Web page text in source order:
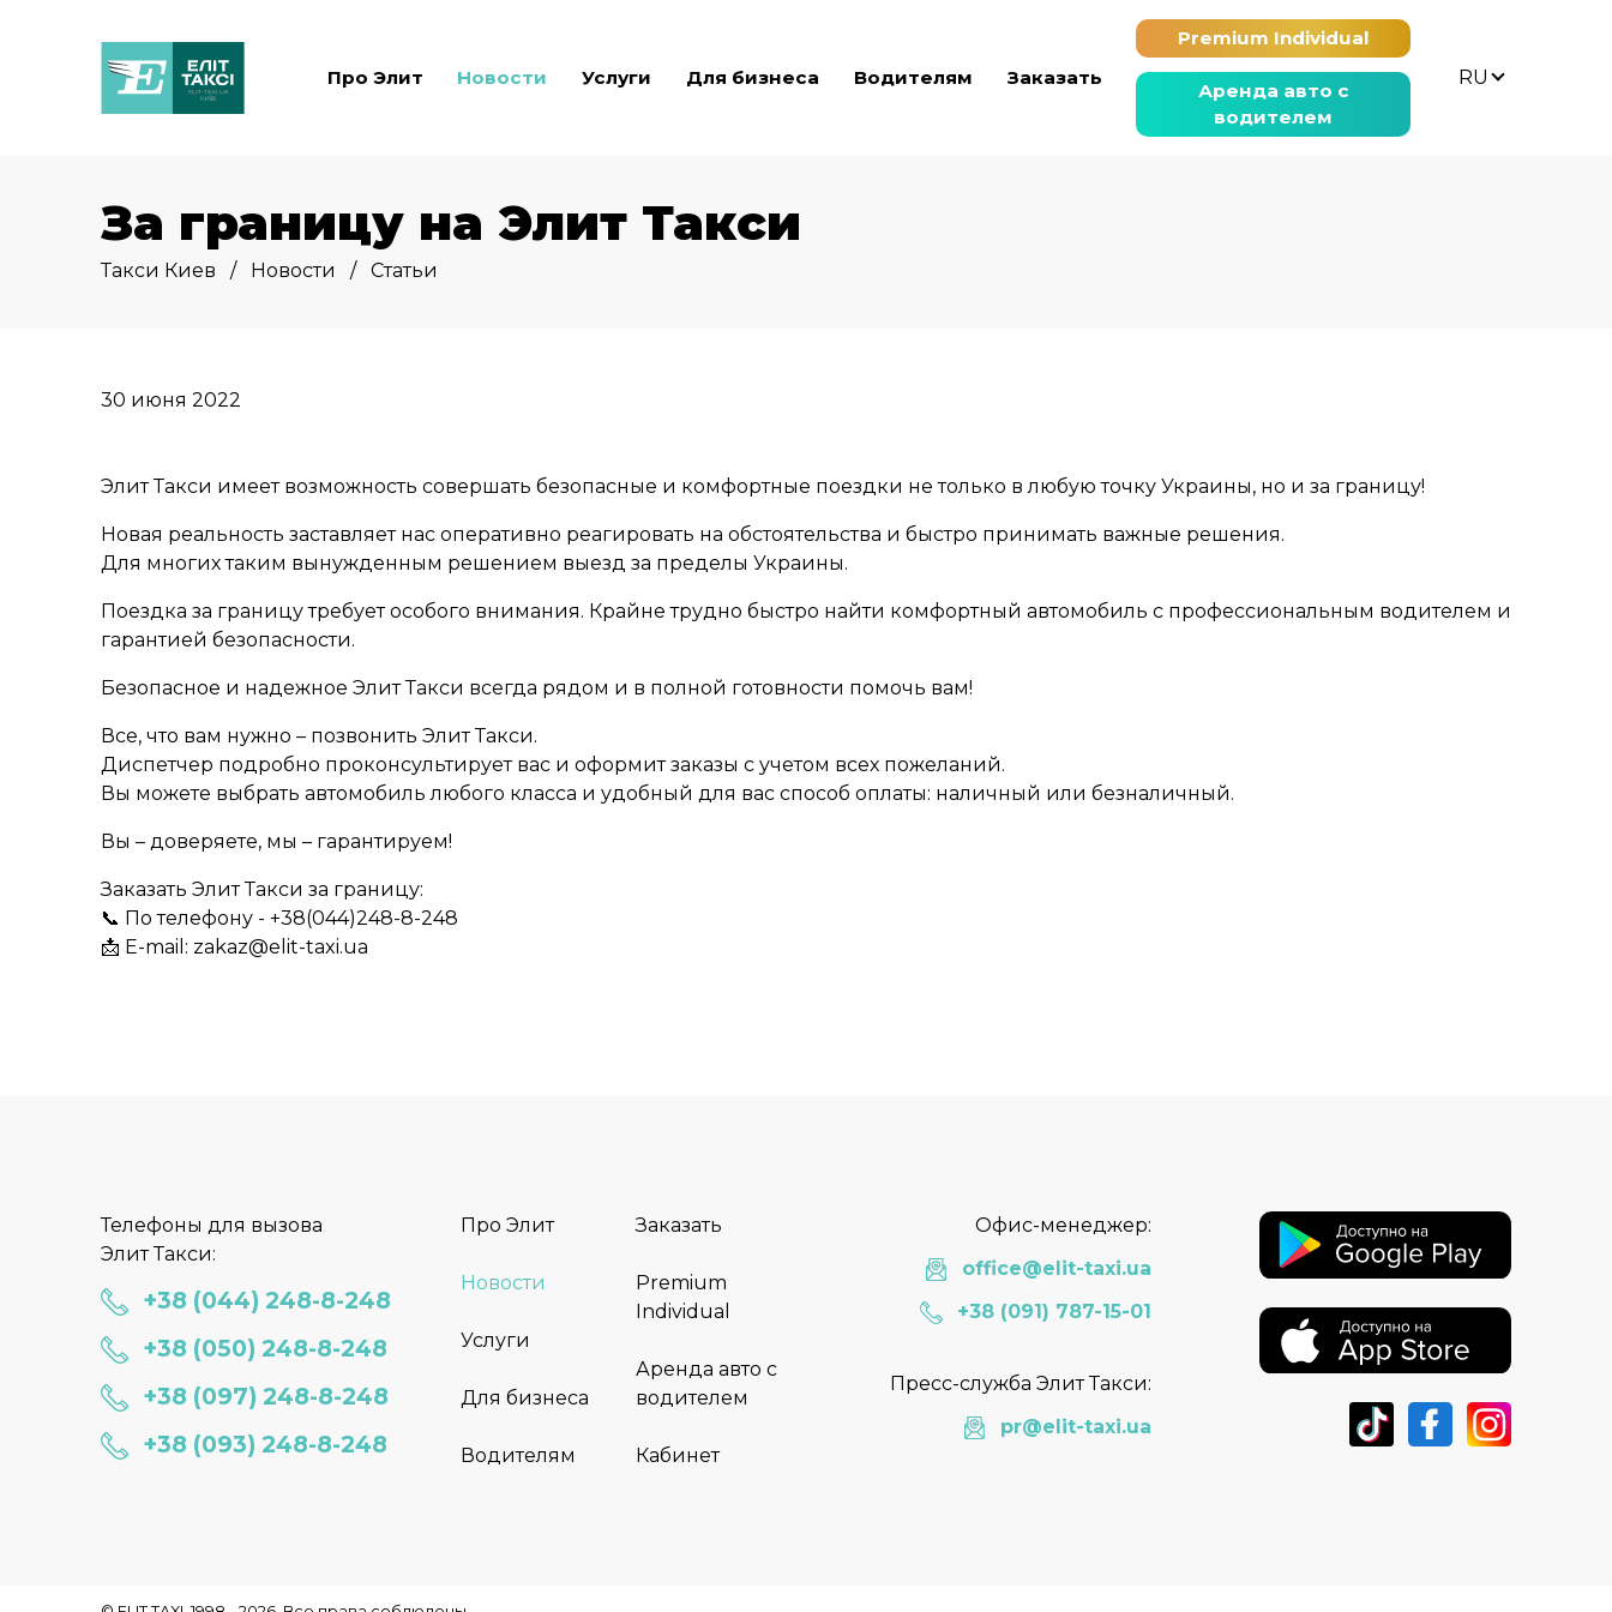
Про Элит Новости Услуги Для бизнеса Водителям Заказать
Premium Individual
Аренда авто с
водителем
RU
За границу на Элит Такси
Такси Киев Новости Статьи
30 июня 2022
Элит Такси имеет возможность совершать безопасные и комфортные поездки не только в любую точку Украины, но и за границу!
Новая реальность заставляет нас оперативно реагировать на обстоятельства и быстро принимать важные решения.
Для многих таким вынужденным решением выезд за пределы Украины.
Поездка за границу требует особого внимания. Крайне трудно быстро найти комфортный автомобиль с профессиональным водителем и
гарантией безопасности.
Безопасное и надежное Элит Такси всегда рядом и в полной готовности помочь вам!
Все, что вам нужно – позвонить Элит Такси.
Диспетчер подробно проконсультирует вас и оформит заказы с учетом всех пожеланий.
Вы можете выбрать автомобиль любого класса и удобный для вас способ оплаты: наличный или безналичный.
Вы – доверяете, мы – гарантируем!
Заказать Элит Такси за границу:
📞 По телефону - +38(044)248-8-248
📩 E-mail: zakaz@elit-taxi.ua
Телефоны для вызова
Элит Такси:
+38 (044) 248-8-248
+38 (050) 248-8-248
+38 (097) 248-8-248
+38 (093) 248-8-248
Про Элит
Новости
Услуги
Для бизнеса
Водителям
Заказать
Premium
Individual
Аренда авто с
водителем
Кабинет
Офис-менеджер:
office@elit-taxi.ua
+38 (091) 787-15-01
Пресс-служба Элит Такси:
pr@elit-taxi.ua